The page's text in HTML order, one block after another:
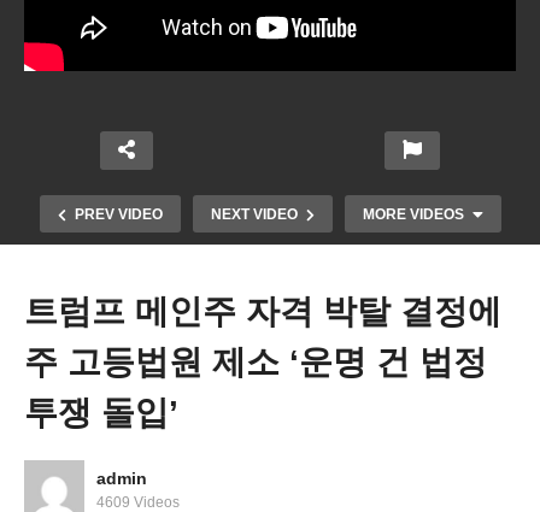
PREV VIDEO NEXT VIDEO MORE VIDEOS
트럼프 메인주 자격 박탈 결정에
주 고등법원 제소 ‘운명 건 법정
투쟁 돌입’
admin
4609 Videos